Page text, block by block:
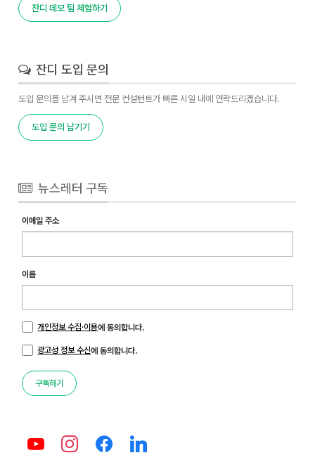
잔디 데모 팀 체험하기
잔디 도입 문의
도입 문의를 남겨 주시면 전문 컨설턴트가 빠른 시일 내에 연락드리겠습니다.
도입 문의 남기기
뉴스레터 구독
이메일 주소
이름
개인정보 수집·이용에 동의합니다.
광고성 정보 수신에 동의합니다.
구독하기